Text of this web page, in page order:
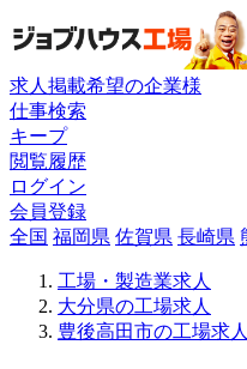
求人掲載希望の企業様
仕事検索
キープ
閲覧履歴
ログイン
会員登録
全国 福岡県 佐賀県 長崎県
工場・製造業求人
大分県の工場求人
豊後高田市の工場求人